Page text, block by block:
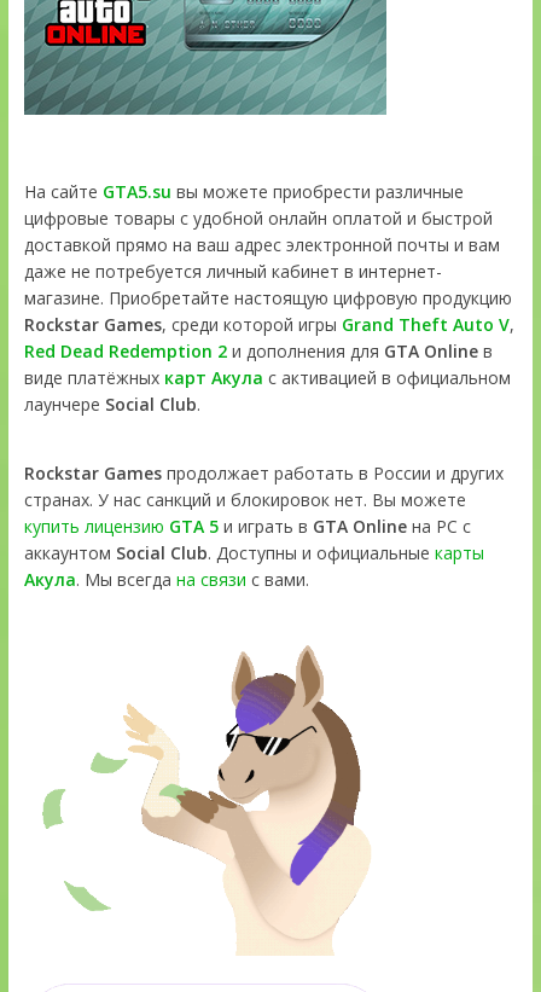
На сайте GTA5.su вы можете приобрести различные
цифровые товары с удобной онлайн оплатой и быстрой
доставкой прямо на ваш адрес электронной почты и вам
даже не потребуется личный кабинет в интернет-
магазине. Приобретайте настоящую цифровую продукцию
Rockstar Games, среди которой игры Grand Theft Auto V,
Red Dead Redemption 2и дополнения для GTA Onlineв
виде платёжных карт Акула с активацией в официальном
лаунчере Social Club.
Rockstar Gamesпродолжает работать в России и других
странах. У нас санкций и блокировок нет. Вы можете
купить лицензию GTA 5и играть в GTA Onlineна PC с
аккаунтом Social Club. Доступны и официальные карты
Акула. Мы всегда на связи с вами.